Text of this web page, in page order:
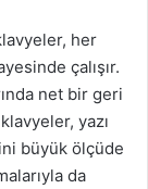
her
çalışır.
net bir geri
yazı
büyük ölçüde
da